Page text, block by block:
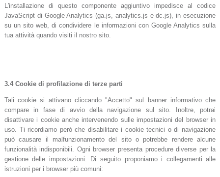
L'installazione di questo componente aggiuntivo impedisce al codice
JavaScript di Google Analytics (ga.js, analytics.js e dc.js), in esecuzione
su un sito web, di condividere le informazioni con Google Analytics sulla
tua attività quando visiti il nostro sito.
3.4 Cookie di profilazione di terze parti
Tali cookie si attivano cliccando "Accetto" sul banner informativo che
compare in fase di avvio della navigazione sul sito. Inoltre, potrai
disattivare i cookie anche intervenendo sulle impostazioni del browser in
uso. Ti ricordiamo però che disabilitare i cookie tecnici o di navigazione
può causare il malfunzionamento del sito o potrebbe rendere alcune
funzionalità indisponibili. Ogni browser presenta procedure diverse per la
gestione delle impostazioni. Di seguito proponiamo i collegamenti alle
istruzioni per i browser più comuni: